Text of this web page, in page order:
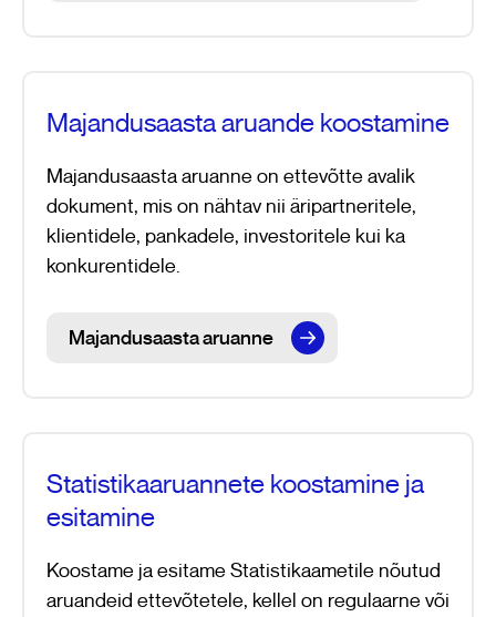
Majandusaasta aruande koostamine
Majandusaasta aruanne on ettevõtte avalik
dokument, mis on nähtav nii äripartneritele,
klientidele, pankadele, investoritele kui ka
konkurentidele.
Majandusaasta aruanne
Statistikaaruannete koostamine ja
esitamine
Koostame ja esitame Statistikaametile nõutud
aruandeid ettevõtetele, kellel on regulaarne või